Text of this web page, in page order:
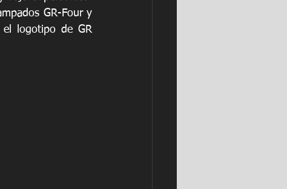
GR-Four y
el logotipo de GR